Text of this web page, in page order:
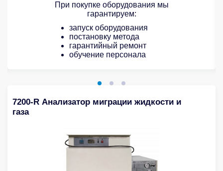
При покупке оборудования мы
гарантируем:
запуск оборудования
постановку метода
гарантийный ремонт
обучение персонала
7200-R Анализатор миграции жидкости и
газа